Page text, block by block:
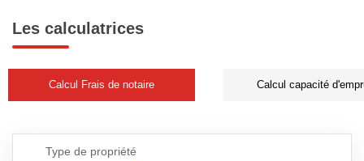
Les calculatrices
Calcul Frais de notaire Calcul capacité